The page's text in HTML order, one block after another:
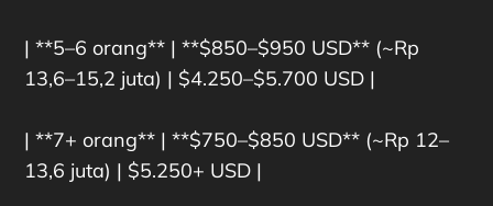
| **5–6 orang** | **$850–$950 USD** (~Rp
13,6–15,2 juta) | $4.250–$5.700 USD |
| **7+ orang** | **$750–$850 USD** (~Rp 12–
13,6 juta) | $5.250+ USD |